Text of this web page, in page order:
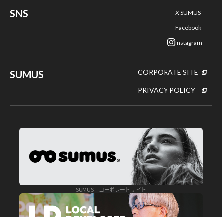
SNS
X SUMUS
Facebook
Instagram
SUMUS CORPORATE SITE
PRIVACY POLICY
SUMUS｜コーポレートサイト